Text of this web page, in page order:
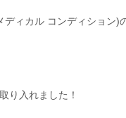
ディカル コンディション)
り入れました！